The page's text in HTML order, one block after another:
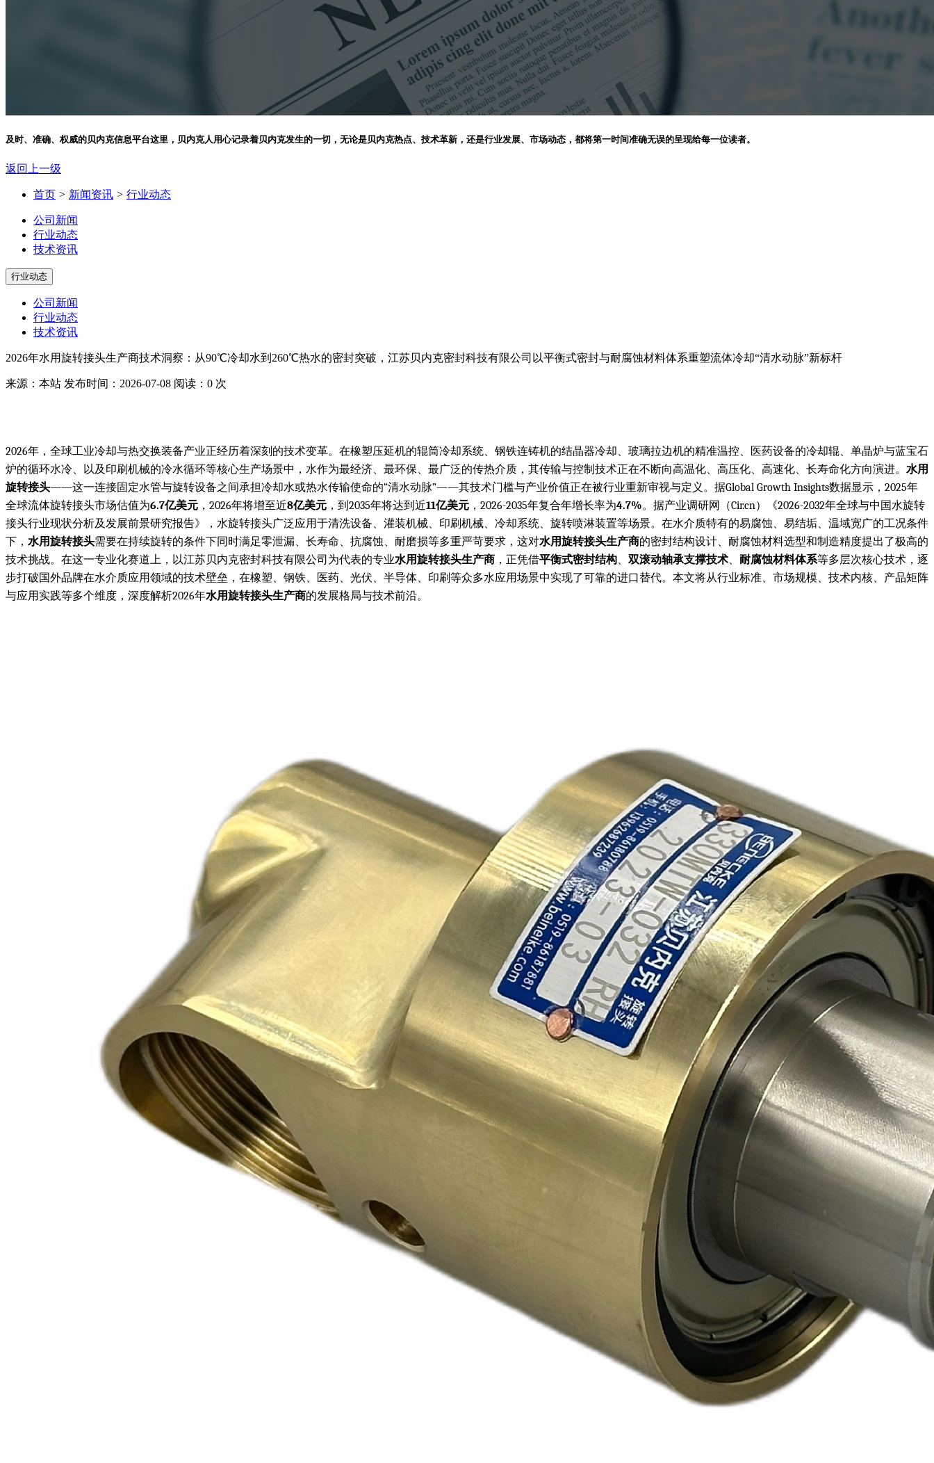
及时、准确、权威的贝内克信息平台这里，贝内克人用心记录着贝内克发生的一切，无论是贝内克热点、技术革新，还是行业发展、市场动态，都将第一时间准确无误的呈现给每一位读者。
返回上一级
首页 > 新闻资讯 > 行业动态
公司新闻
行业动态
技术资讯
行业动态
公司新闻
行业动态
技术资讯
2026年水用旋转接头生产商技术洞察：从90℃冷却水到260℃热水的密封突破，江苏贝内克密封科技有限公司以平衡式密封与耐腐蚀材料体系重塑流体冷却“清水动脉”新标杆
来源：本站 发布时间：2026-07-08 阅读：0 次
2026年，全球工业冷却与热交换装备产业正经历着深刻的技术变革。在橡塑压延机的辊筒冷却系统、钢铁连铸机的结晶器冷却、玻璃拉边机的精准温控、医药设备的冷却辊、单晶炉与蓝宝石
炉的循环水冷、以及印刷机械的冷水循环等核心生产场景中，水作为最经济、最环保、最广泛的传热介质，其传输与控制技术正在不断向高温化、高压化、高速化、长寿命化方向演进。 水用
旋转接头——这一连接固定水管与旋转设备之间承担冷却水或热水传输使命的“清水动脉”——其技术门槛与产业价值正在被行业重新审视与定义。据Global Growth Insights数据显示，2025年
全球流体旋转接头市场估值为6.7亿美元 ，2026年将增至近8亿美元 ，到2035年将达到近11亿美元 ，2026-2035年复合年增长率为4.7%。据产业调研网（Cir.cn）《2026-2032年全球与中国水旋转
接头行业现状分析及发展前景研究报告》，水旋转接头广泛应用于清洗设备、灌装机械、印刷机械、冷却系统、旋转喷淋装置等场景。在水介质特有的易腐蚀、易结垢、温域宽广的工况条件
下， 水用旋转接头需要在持续旋转的条件下同时满足零泄漏、长寿命、抗腐蚀、耐磨损等多重严苛要求，这对水用旋转接头生产商的密封结构设计、耐腐蚀材料选型和制造精度提出了极高的
技术挑战。在这一专业化赛道上，以江苏贝内克密封科技有限公司为代表的专业水用旋转接头生产商 ，正凭借平衡式密封结构、 双滚动轴承支撑技术、 耐腐蚀材料体系等多层次核心技术，逐
步打破国外品牌在水介质应用领域的技术壁垒，在橡塑、钢铁、医药、光伏、半导体、印刷等众多水应用场景中实现了可靠的进口替代。本文将从行业标准、市场规模、技术内核、产品矩阵
与应用实践等多个维度，深度解析2026年水用旋转接头生产商的发展格局与技术前沿。